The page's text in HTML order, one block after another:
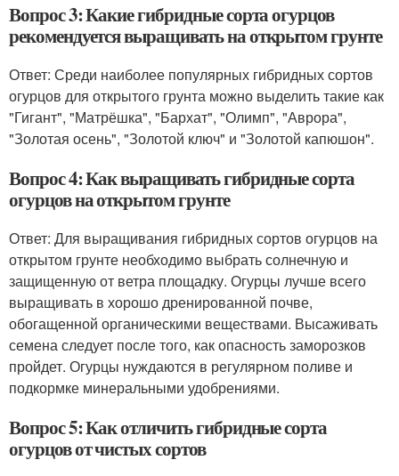
Вопрос 3: Какие гибридные сорта огурцов
рекомендуется выращивать на открытом грунте
Ответ: Среди наиболее популярных гибридных сортов
огурцов для открытого грунта можно выделить такие как
"Гигант", "Матрёшка", "Бархат", "Олимп", "Аврора",
"Золотая осень", "Золотой ключ" и "Золотой капюшон".
Вопрос 4: Как выращивать гибридные сорта
огурцов на открытом грунте
Ответ: Для выращивания гибридных сортов огурцов на
открытом грунте необходимо выбрать солнечную и
защищенную от ветра площадку. Огурцы лучше всего
выращивать в хорошо дренированной почве,
обогащенной органическими веществами. Высаживать
семена следует после того, как опасность заморозков
пройдет. Огурцы нуждаются в регулярном поливе и
подкормке минеральными удобрениями.
Вопрос 5: Как отличить гибридные сорта
огурцов от чистых сортов